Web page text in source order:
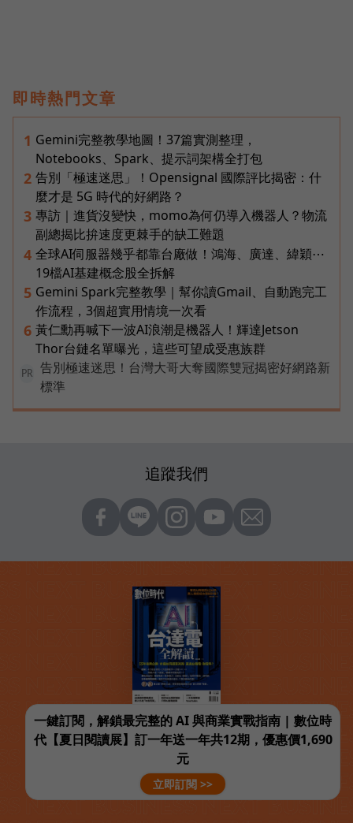
即時熱門文章
1 Gemini完整教學地圖！37篇實測整理，
Notebooks、Spark、提示詞架構全打包
2 告別「極速迷思」！Opensignal 國際評比揭密：什
麼才是 5G 時代的好網路？
3 專訪｜進貨沒變快，momo為何仍導入機器人？物流
副總揭比拚速度更棘手的缺工難題
4 全球AI伺服器幾乎都靠台廠做！鴻海、廣達、緯穎⋯
19檔AI基建概念股全拆解
5 Gemini Spark完整教學｜幫你讀Gmail、自動跑完工
作流程，3個超實用情境一次看
6 黃仁勳再喊下一波AI浪潮是機器人！輝達Jetson
Thor台鏈名單曝光，這些可望成受惠族群
PR
告別極速迷思！台灣大哥大奪國際雙冠揭密好網路新
標準
追蹤我們
一鍵訂閱，解鎖最完整的 AI 與商業實戰指南 | 數位時
代【夏日閱讀展】訂一年送一年共12期，優惠價1,690
元
立即訂閱 >>